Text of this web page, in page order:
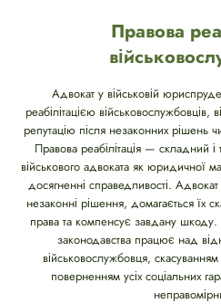
Правова
Адвокат у військовій
реабілітацією
репутацію після незаконних рішень
Правова реабілітація — складний
військового адвоката як юридичної
досягненні справедливості.
незаконні рішення, домагається їх
права та компенсує завдану шкоду.
законодавства працює над
військовослужбовця,
поверненням усіх соціальних